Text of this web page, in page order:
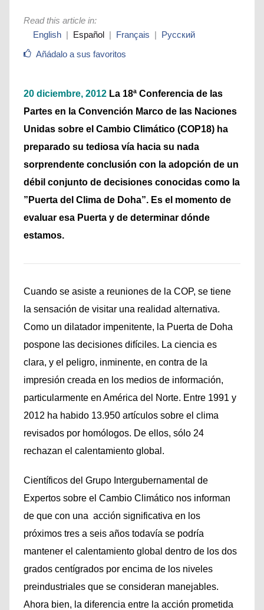
Añádalo a sus favoritos
Read this article in:
English
Español Français Русский
20 diciembre, 2012 La 18ª Conferencia de las
Partes en la Convención Marco de las Naciones
Unidas sobre el Cambio Climático (COP18) ha
preparado su tediosa vía hacia su nada
sorprendente conclusión con la adopción de un
débil conjunto de decisiones conocidas como la
”Puerta del Clima de Doha”. Es el momento de
evaluar esa Puerta y de determinar dónde
estamos.
Cuando se asiste a reuniones de la COP, se tiene
la sensación de visitar una realidad alternativa.
Como un dilatador impenitente, la Puerta de Doha
pospone las decisiones difíciles. La ciencia es
clara, y el peligro, inminente, en contra de la
impresión creada en los medios de información,
particularmente en América del Norte. Entre 1991 y
2012 ha habido 13.950 artículos sobre el clima
revisados por homólogos. De ellos, sólo 24
rechazan el calentamiento global.
Científicos del Grupo Intergubernamental de
Expertos sobre el Cambio Climático nos informan
de que con una acción significativa en los
próximos tres a seis años todavía se podría
mantener el calentamiento global dentro de los dos
grados centígrados por encima de los niveles
preindustriales que se consideran manejables.
Ahora bien, la diferencia entre la acción prometida